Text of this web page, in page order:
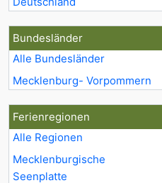
Bundesländer
Alle Bundesländer
Mecklenburg- Vorpommern
Ferienregionen
Alle Regionen
Mecklenburgische
Seenplatte